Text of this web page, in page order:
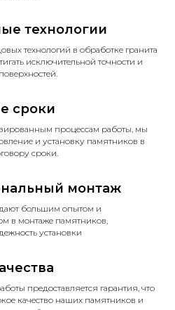
технологии
технологий в обработке гранита
исключительной точности и
сроки
процессам работы, мы
и установку памятников в
сроки.
монтаж
большим опытом и
в монтаже памятников,
установки
предоставляется гарантия, что
качество наших памятников и